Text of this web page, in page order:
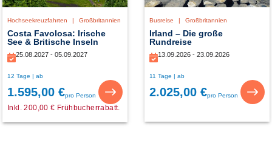
Hochseekreuzfahrten | Großbritannien
Costa Favolosa: Irische
See & Britische Inseln
25.08.2027 - 05.09.2027
12 Tage | ab
1.595,00 €pro Person
Inkl. 200,00 € Frühbucherrabatt.
Busreise | Großbritannien
Irland – Die große
Rundreise
13.09.2026 - 23.09.2026
11 Tage | ab
2.025,00 €pro Person